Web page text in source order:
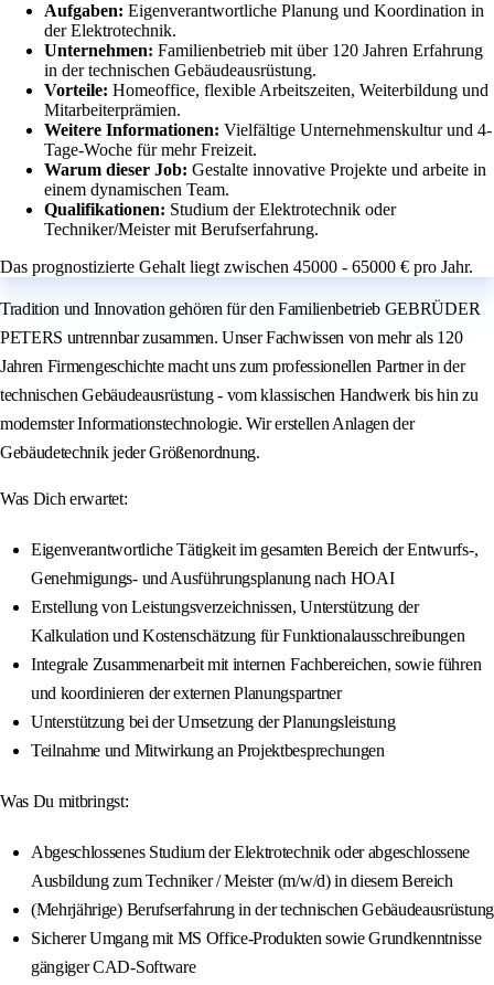
Aufgaben: Eigenverantwortliche Planung und Koordination in
der Elektrotechnik.
Unternehmen: Familienbetrieb mit über 120 Jahren Erfahrung
in der technischen Gebäudeausrüstung.
Vorteile: Homeoffice, flexible Arbeitszeiten, Weiterbildung und
Mitarbeiterprämien.
Weitere Informationen: Vielfältige Unternehmenskultur und 4-
Tage-Woche für mehr Freizeit.
Warum dieser Job: Gestalte innovative Projekte und arbeite in
einem dynamischen Team.
Qualifikationen: Studium der Elektrotechnik oder
Techniker/Meister mit Berufserfahrung.
Das prognostizierte Gehalt liegt zwischen 45000 - 65000 € pro Jahr.
Tradition und Innovation gehören für den Familienbetrieb GEBRÜDER
PETERS untrennbar zusammen. Unser Fachwissen von mehr als 120
Jahren Firmengeschichte macht uns zum professionellen Partner in der
technischen Gebäudeausrüstung - vom klassischen Handwerk bis hin zu
modernster Informationstechnologie. Wir erstellen Anlagen der
Gebäudetechnik jeder Größenordnung.
Was Dich erwartet:
Eigenverantwortliche Tätigkeit im gesamten Bereich der Entwurfs-,
Genehmigungs- und Ausführungsplanung nach HOAI
Erstellung von Leistungsverzeichnissen, Unterstützung der
Kalkulation und Kostenschätzung für Funktionalausschreibungen
Integrale Zusammenarbeit mit internen Fachbereichen, sowie führen
und koordinieren der externen Planungspartner
Unterstützung bei der Umsetzung der Planungsleistung
Teilnahme und Mitwirkung an Projektbesprechungen
Was Du mitbringst:
Abgeschlossenes Studium der Elektrotechnik oder abgeschlossene
Ausbildung zum Techniker / Meister (m/w/d) in diesem Bereich
(Mehrjährige) Berufserfahrung in der technischen Gebäudeausrüstung
Sicherer Umgang mit MS Office-Produkten sowie Grundkenntnisse
gängiger CAD-Software